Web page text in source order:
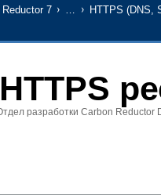
7 …
HTTPS (DNS,
разработки Carbon Reductor